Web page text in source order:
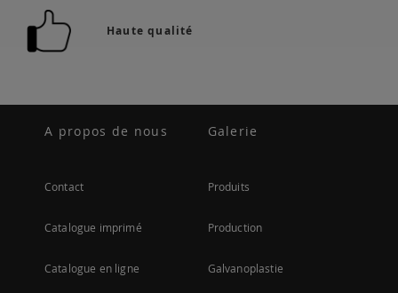
Haute qualité
A propos de nous
Contact
Catalogue imprimé
Catalogue en ligne
Galerie
Produits
Production
Galvanoplastie